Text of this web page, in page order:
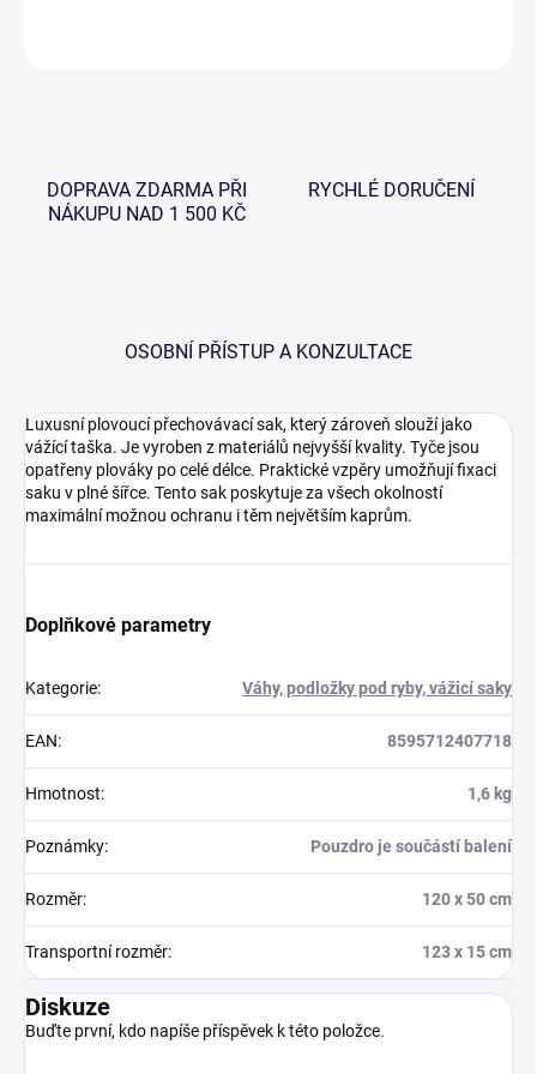
DOPRAVA ZDARMA PŘI
NÁKUPU NAD 1 500 KČ
RYCHLÉ DORUČENÍ
OSOBNÍ PŘÍSTUP A KONZULTACE
Luxusní plovoucí přechovávací sak, který zároveň slouží jako
vážící taška. Je vyroben z materiálů nejvyšší kvality. Tyče jsou
opatřeny plováky po celé délce. Praktické vzpěry umožňují fixaci
saku v plné šířce. Tento sak poskytuje za všech okolností
maximální možnou ochranu i těm největším kaprům.
Doplňkové parametry
Kategorie: Váhy, podložky pod ryby, vážicí saky
EAN: 8595712407718
Hmotnost: 1,6 kg
Poznámky: Pouzdro je součástí balení
Rozměr: 120 x 50 cm
Transportní rozměr: 123 x 15 cm
Diskuze
Buďte první, kdo napíše příspěvek k této položce.